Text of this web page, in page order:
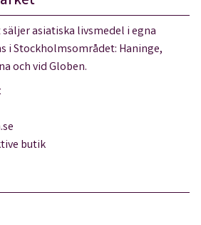
asiatiska livsmedel i egna
i Stockholmsområdet: Haninge,
och vid Globen.
butik